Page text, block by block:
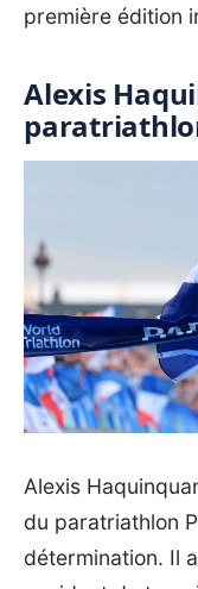
première édition
Alexis
Alexis
du paratriathlon
détermination. Il